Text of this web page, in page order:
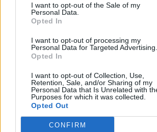
I want to opt-out of the Sale of my
Personal Data.
Opted In
I want to opt-out of processing my
Personal Data for Targeted Advertising.
Opted In
I want to opt-out of Collection, Use,
Retention, Sale, and/or Sharing of my
Personal Data that Is Unrelated with
Purposes for which it was collected.
Opted Out
CONFIRM
Sommerpraten
– Finner roen på hytta
ABONNEMENT